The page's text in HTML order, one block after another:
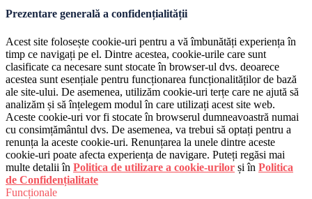
Prezentare generală a confidențialității
Acest site folosește cookie-uri pentru a vă îmbunătăți experiența în
timp ce navigați pe el. Dintre acestea, cookie-urile care sunt
clasificate ca necesare sunt stocate în browser-ul dvs. deoarece
acestea sunt esențiale pentru funcționarea funcționalităților de bază
ale site-ului. De asemenea, utilizăm cookie-uri terțe care ne ajută să
analizăm și să înțelegem modul în care utilizați acest site web.
Aceste cookie-uri vor fi stocate în browserul dumneavoastră numai
cu consimțământul dvs. De asemenea, va trebui să optați pentru a
renunța la aceste cookie-uri. Renunțarea la unele dintre aceste
cookie-uri poate afecta experiența de navigare. Puteți regăsi mai
multe detalii în Politica de utilizare a cookie-urilor și în Politica
de Confidențialitate
Funcționale